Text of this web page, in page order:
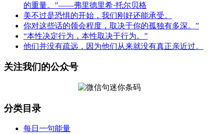
的重量。”——弗里德里希·托尔贝格
美不过是恐惧的开始，我们刚好还能承受。
你对这些话的领会程度，取决于你的孤独有多深。”
“本性决定行为，本性取决于行为。”
他们并没有疏远，因为他们从来就没有真正亲近过。
关注我们的公众号
分类目录
每日一句能量